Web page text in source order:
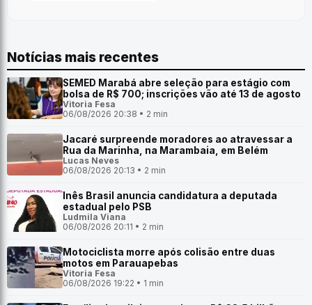
Notícias mais recentes
SEMED Marabá abre seleção para estágio com
bolsa de R$ 700; inscrições vão até 13 de agosto
Vitoria Fesa
06/08/2026 20:38 • 2 min
Jacaré surpreende moradores ao atravessar a
Rua da Marinha, na Marambaia, em Belém
Lucas Neves
06/08/2026 20:13 • 2 min
Inês Brasil anuncia candidatura a deputada
estadual pelo PSB
Ludmila Viana
06/08/2026 20:11 • 2 min
Motociclista morre após colisão entre duas
motos em Parauapebas
Vitoria Fesa
06/08/2026 19:22 • 1 min